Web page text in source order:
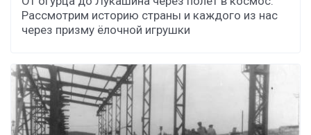
Рассмотрим историю страны и каждого из нас
через призму ёлочной игрушки